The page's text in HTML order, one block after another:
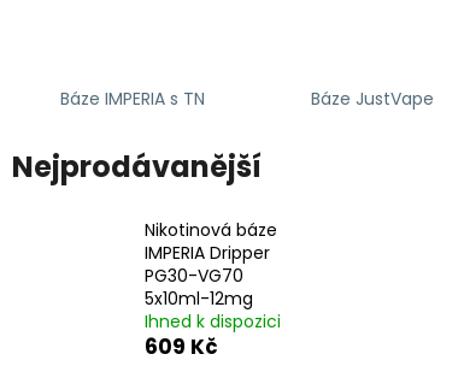
Báze IMPERIA s TN Báze JustVape
Nejprodávanější
Nikotinová báze
IMPERIA Dripper
PG30-VG70
5x10ml-12mg
Ihned k dispozici
609 Kč